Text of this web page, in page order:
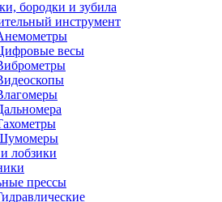
бородки и зубила
инструмент
весы
лобзики
прессы